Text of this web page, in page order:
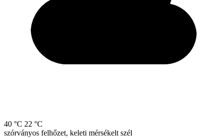
40 °C 22 °C
szórványos felhőzet, keleti mérsékelt szél